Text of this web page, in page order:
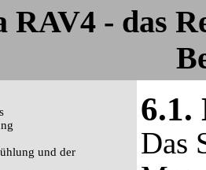
RAV4 - das
und der
6.1.
Das